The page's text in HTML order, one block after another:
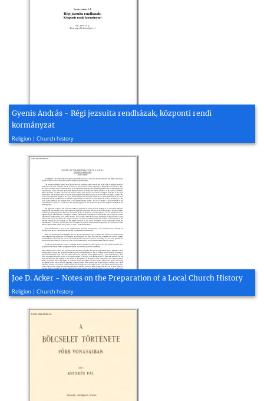
Gyenis András - Régi jezsuita rendházak, központi rendi
kormányzat
Religion | Church history
Joe D. Acker - Notes on the Preparation of a Local Church History
Religion | Church history